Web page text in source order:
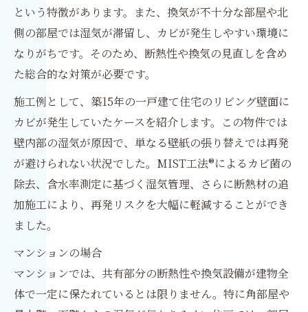
という特徴があります。また、換気が不十分な部屋や北
側の部屋では湿気が滞留し、カビが発生しやすい環境に
なりがちです。そのため、断熱性や換気の見直しを含め
た総合的な対策が必要です。
施工例として、築15年の一戸建て住宅のリビング壁面に
カビが発生していたケースを紹介します。この物件では
壁内部の湿気が原因で、単なる壁紙の張り替えでは再発
が避けられない状況でした。MIST工法®によるカビ菌の
除去、含水率測定に基づく湿気管理、さらに断熱材の追
加施工により、再発リスクを大幅に軽減することができ
ました。
マンションの場合
マンションでは、共有部分の断熱性や換気設備が建物全
体で一定に保たれているとは限りません。特に角部屋や